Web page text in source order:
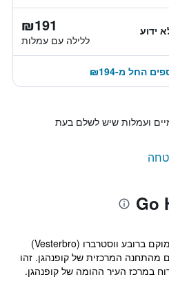
₪191
ללילה עם עמלות
ועמלות שיש לשלם בעת
מלון סאגה (Go Hotel Saga) ממוקם ברובע ווסטרברו (Vesterbro)
במרחק של 150 מטרים מהתחנה המרכזית של קופנהגן. זהו
במרכז העיר ההומה של קופנהגן.